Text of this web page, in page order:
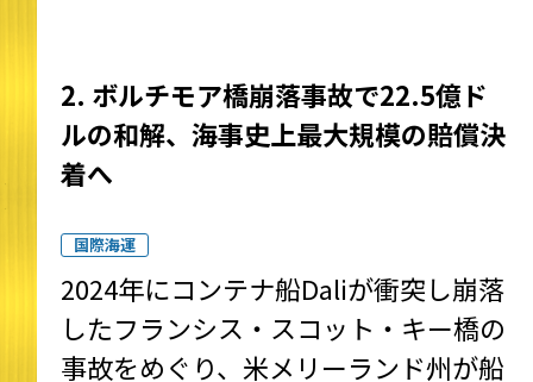
2. ボルチモア橋崩落事故で22.5億ド
ルの和解、海事史上最大規模の賠償決
着へ
国際海運
2024年にコンテナ船Daliが衝突し崩落
したフランシス・スコット・キー橋の
事故をめぐり、米メリーランド州が船